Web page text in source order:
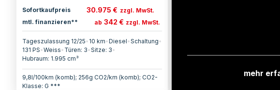
Sofortkaufpreis 30.975 € zzgl. MwSt.
mtl. finanzieren**
ab 342 € zzgl. MwSt.
Tageszulassung 12/25• 10 km•Diesel•Schaltung•
131 PS•Weiss• Türen: 3•Sitze: 3•
Hubraum: 1.995 cm³
9,8l/100km (komb); 256g CO2/km (komb); CO2-
Klasse: G ***
mehr